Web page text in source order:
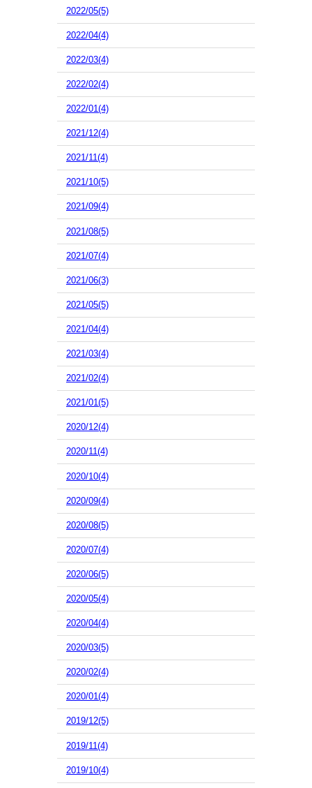
2022/05(5)
2022/04(4)
2022/03(4)
2022/02(4)
2022/01(4)
2021/12(4)
2021/11(4)
2021/10(5)
2021/09(4)
2021/08(5)
2021/07(4)
2021/06(3)
2021/05(5)
2021/04(4)
2021/03(4)
2021/02(4)
2021/01(5)
2020/12(4)
2020/11(4)
2020/10(4)
2020/09(4)
2020/08(5)
2020/07(4)
2020/06(5)
2020/05(4)
2020/04(4)
2020/03(5)
2020/02(4)
2020/01(4)
2019/12(5)
2019/11(4)
2019/10(4)